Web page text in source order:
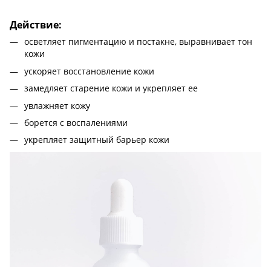
Действие:
осветляет пигментацию и постакне, выравнивает тон
кожи
ускоряет восстановление кожи
замедляет старение кожи и укрепляет ее
увлажняет кожу
борется с воспалениями
укрепляет защитный барьер кожи